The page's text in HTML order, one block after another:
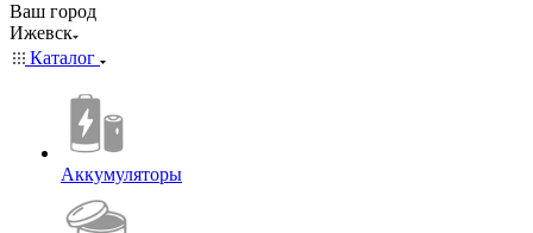
Ваш город
Ижевск
Каталог
Аккумуляторы